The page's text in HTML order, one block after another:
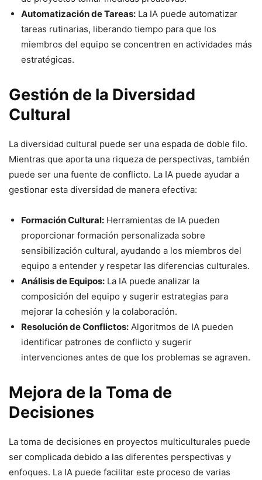
Automatización de Tareas: La IA puede automatizar
tareas rutinarias, liberando tiempo para que los
miembros del equipo se concentren en actividades más
estratégicas.
Gestión de la Diversidad
Cultural
La diversidad cultural puede ser una espada de doble filo.
Mientras que aporta una riqueza de perspectivas, también
puede ser una fuente de conflicto. La IA puede ayudar a
gestionar esta diversidad de manera efectiva:
Formación Cultural: Herramientas de IA pueden
proporcionar formación personalizada sobre
sensibilización cultural, ayudando a los miembros del
equipo a entender y respetar las diferencias culturales.
Análisis de Equipos: La IA puede analizar la
composición del equipo y sugerir estrategias para
mejorar la cohesión y la colaboración.
Resolución de Conflictos: Algoritmos de IA pueden
identificar patrones de conflicto y sugerir
intervenciones antes de que los problemas se agraven.
Mejora de la Toma de
Decisiones
La toma de decisiones en proyectos multiculturales puede
ser complicada debido a las diferentes perspectivas y
enfoques. La IA puede facilitar este proceso de varias